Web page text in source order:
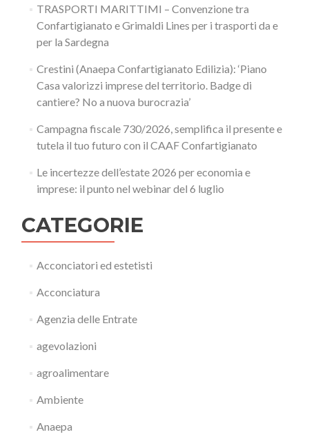
TRASPORTI MARITTIMI – Convenzione tra
Confartigianato e Grimaldi Lines per i trasporti da e
per la Sardegna
Crestini (Anaepa Confartigianato Edilizia): ‘Piano
Casa valorizzi imprese del territorio. Badge di
cantiere? No a nuova burocrazia’
Campagna fiscale 730/2026, semplifica il presente e
tutela il tuo futuro con il CAAF Confartigianato
Le incertezze dell’estate 2026 per economia e
imprese: il punto nel webinar del 6 luglio
CATEGORIE
Acconciatori ed estetisti
Acconciatura
Agenzia delle Entrate
agevolazioni
agroalimentare
Ambiente
Anaepa